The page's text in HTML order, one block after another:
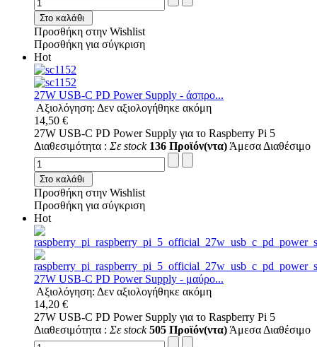
Στο καλάθι
Προσθήκη στην Wishlist
Προσθήκη για σύγκριση
Hot
27W USB-C PD Power Supply - άσπρο...
Αξιολόγηση: Δεν αξιολογήθηκε ακόμη
14,50 €
27W USB-C PD Power Supply για το Raspberry Pi 5
Διαθεσιμότητα : Σε stock 136 Προϊόν(ντα) Άμεσα Διαθέσιμο
Στο καλάθι
Προσθήκη στην Wishlist
Προσθήκη για σύγκριση
Hot
27W USB-C PD Power Supply - μαύρο...
Αξιολόγηση: Δεν αξιολογήθηκε ακόμη
14,20 €
27W USB-C PD Power Supply για το Raspberry Pi 5
Διαθεσιμότητα : Σε stock 505 Προϊόν(ντα) Άμεσα Διαθέσιμο